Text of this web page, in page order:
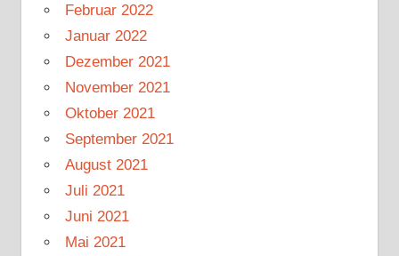
Februar 2022
Januar 2022
Dezember 2021
November 2021
Oktober 2021
September 2021
August 2021
Juli 2021
Juni 2021
Mai 2021